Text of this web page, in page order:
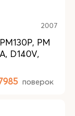
2007
PM
D140V,
поверок